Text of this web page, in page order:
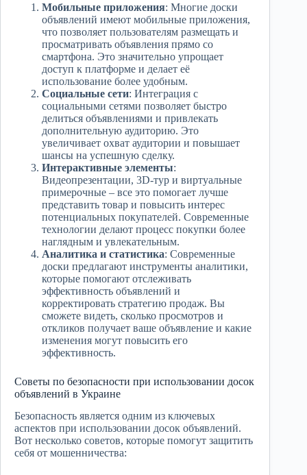
Мобильные приложения: Многие доски
объявлений имеют мобильные приложения,
что позволяет пользователям размещать и
просматривать объявления прямо со
смартфона. Это значительно упрощает
доступ к платформе и делает её
использование более удобным.
Социальные сети: Интеграция с
социальными сетями позволяет быстро
делиться объявлениями и привлекать
дополнительную аудиторию. Это
увеличивает охват аудитории и повышает
шансы на успешную сделку.
Интерактивные элементы:
Видеопрезентации, 3D-тур и виртуальные
примерочные – все это помогает лучше
представить товар и повысить интерес
потенциальных покупателей. Современные
технологии делают процесс покупки более
наглядным и увлекательным.
Аналитика и статистика: Современные
доски предлагают инструменты аналитики,
которые помогают отслеживать
эффективность объявлений и
корректировать стратегию продаж. Вы
сможете видеть, сколько просмотров и
откликов получает ваше объявление и какие
изменения могут повысить его
эффективность.
Советы по безопасности при использовании досок
объявлений в Украине
Безопасность является одним из ключевых
аспектов при использовании досок объявлений.
Вот несколько советов, которые помогут защитить
себя от мошенничества: